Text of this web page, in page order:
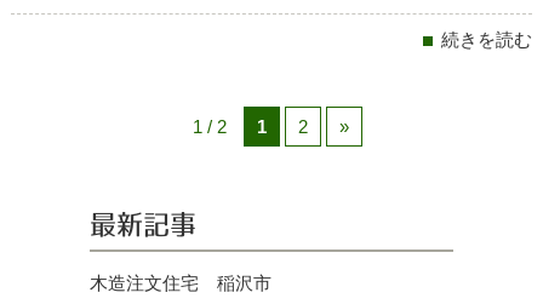
続きを読む
1 / 2 1 2 »
最新記事
木造注文住宅 稲沢市